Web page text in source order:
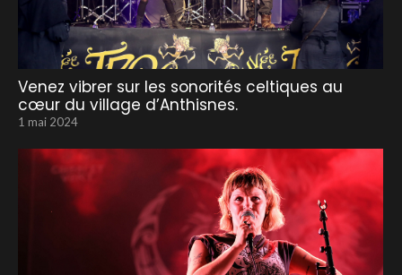
Venez vibrer sur les sonorités celtiques au
cœur du village d’Anthisnes.
1 mai 2024